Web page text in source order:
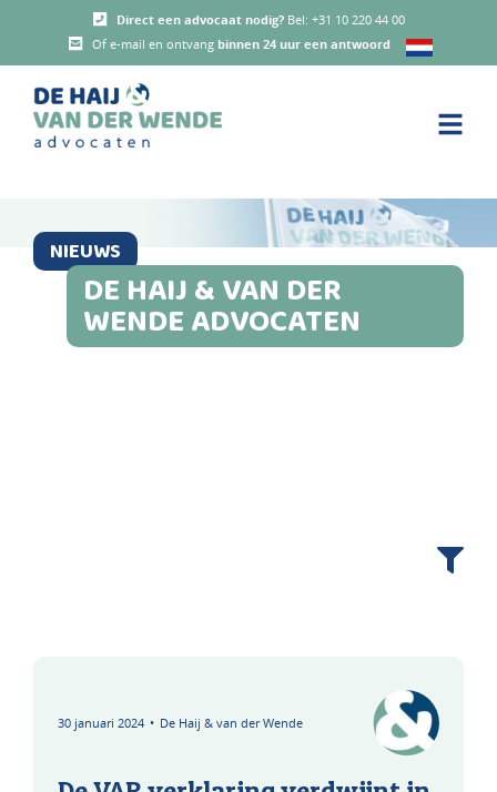
Direct een advocaat nodig? Bel: +31 10 220 44 00
Of e-mail en ontvang binnen 24 uur een antwoord
NIEUWS
DE HAIJ & VAN DER
WENDE ADVOCATEN
30 januari 2024 • De Haij & van der Wende